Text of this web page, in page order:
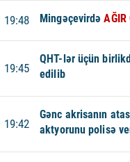
19:48 MingəçevirdəAĞIR
19:45
QHT-lər üçün
edilib
19:42
Gənc akrisanın
aktyorunu polisə